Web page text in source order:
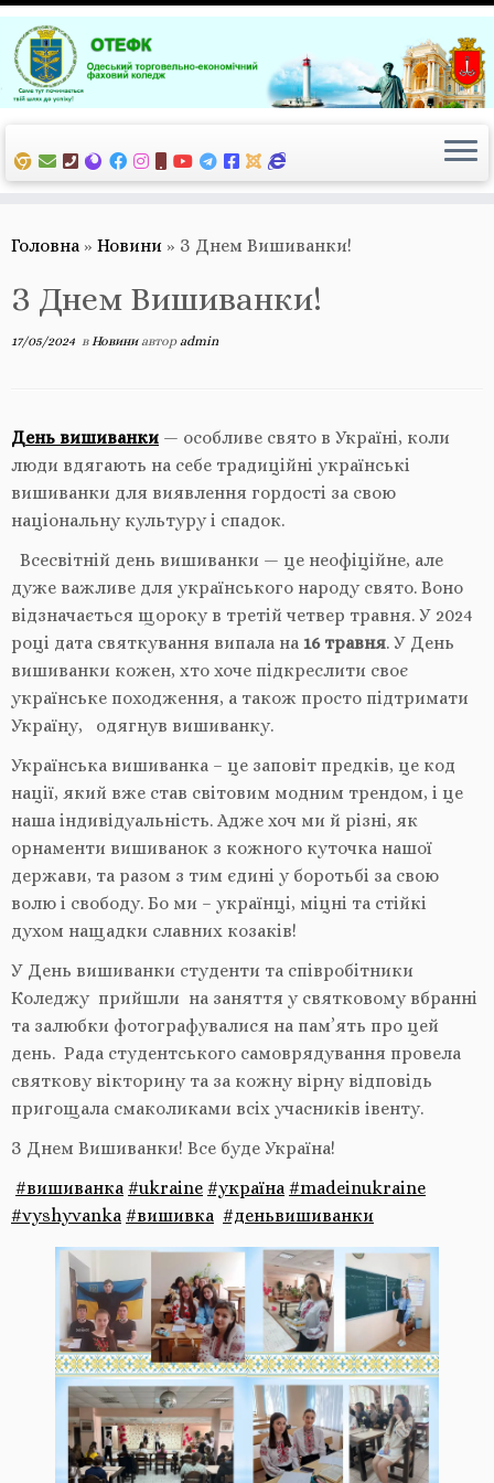
Перейти
до
вмісту
Головна » Новини » З Днем Вишиванки!
З Днем Вишиванки!
17/05/2024 в Новиниавторadmin
День вишиванки — особливе свято в Україні, коли
люди вдягають на себе традиційні українські
вишиванки для виявлення гордості за свою
національну культуру і спадок.
Всесвітній день вишиванки — це неофіційне, але
дуже важливе для українського народу свято. Воно
відзначається щороку в третій четвер травня. У 2024
році дата святкування випала на 16 травня. У День
вишиванки кожен, хто хоче підкреслити своє
українське походження, а також просто підтримати
Україну, одягнув вишиванку.
Українська вишиванка – це заповіт предків, це код
нації, який вже став світовим модним трендом, і це
наша індивідуальність. Адже хоч ми й різні, як
орнаменти вишиванок з кожного куточка нашої
держави, та разом з тим єдині у боротьбі за свою
волю і свободу. Бо ми – українці, міцні та стійкі
духом нащадки славних козаків!
У День вишиванки студенти та співробітники
Коледжу прийшли на заняття у святковому вбранні
та залюбки фотографувалися на пам’ять про цей
день. Рада студентського самоврядування провела
святкову вікторину та за кожну вірну відповідь
пригощала смаколиками всіх учасників івенту.
З Днем Вишиванки! Все буде Україна!
#вишиванка #ukraine #україна #madeinukraine
#vyshyvanka #вишивка #деньвишиванки